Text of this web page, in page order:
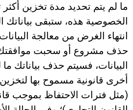
ما لم يتم تحديد مدة تخزين
الخصوصية هذه، ستبقى بياناتك
انتهاء الغرض من معالجة
حذف مشروع أو سحبت
البيانات، فسيتم حذف بياناتك
أخرى قانونية مسموح بها
(مثل فترات الاحتفاظ بموجب